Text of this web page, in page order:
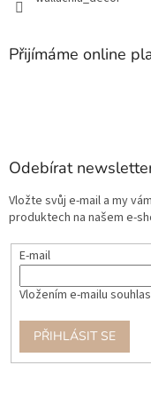
Přijímáme online
Odebírat
Vložte svůj e-mail a my
produktech na našem e-
E-mail
Vložením e-mailu
PŘIHLÁSIT SE